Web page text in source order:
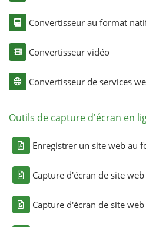
Convertisseur au format
Convertisseur vidéo
Convertisseur de services
Outils de capture d'écran en
Enregistrer un site web au
Capture d'écran de site
Capture d'écran de site